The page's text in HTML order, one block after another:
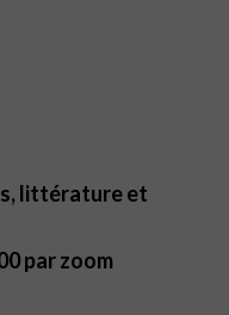
littérature et
par zoom